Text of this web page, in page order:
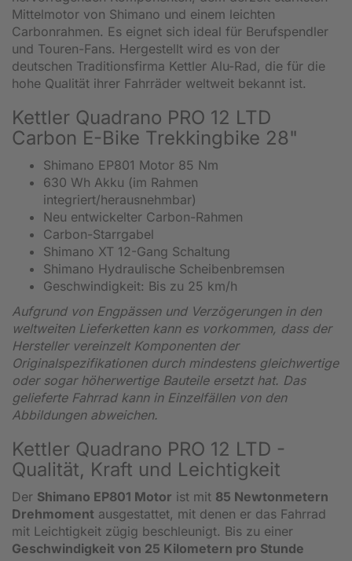
Mittelmotor von Shimano und einem leichten
Carbonrahmen. Es eignet sich ideal für Berufspendler
und Touren-Fans. Hergestellt wird es von der
deutschen Traditionsfirma Kettler Alu-Rad, die für die
hohe Qualität ihrer Fahrräder weltweit bekannt ist.
Kettler Quadrano PRO 12 LTD
Carbon E-Bike Trekkingbike 28"
Shimano EP801 Motor 85 Nm
630 Wh Akku (im Rahmen
integriert/herausnehmbar)
Neu entwickelter Carbon-Rahmen
Carbon-Starrgabel
Shimano XT 12-Gang Schaltung
Shimano Hydraulische Scheibenbremsen
Geschwindigkeit: Bis zu 25 km/h
Aufgrund von Engpässen und Verzögerungen in den
weltweiten Lieferketten kann es vorkommen, dass der
Hersteller vereinzelt Komponenten der
Originalspezifikationen durch mindestens gleichwertige
oder sogar höherwertige Bauteile ersetzt hat. Das
gelieferte Fahrrad kann in Einzelfällen von den
Abbildungen abweichen.
Kettler Quadrano PRO 12 LTD -
Qualität, Kraft und Leichtigkeit
Der Shimano EP801 Motor ist mit 85 Newtonmetern
Drehmoment ausgestattet, mit denen er das Fahrrad
mit Leichtigkeit zügig beschleunigt. Bis zu einer
Geschwindigkeit von 25 Kilometern pro Stunde